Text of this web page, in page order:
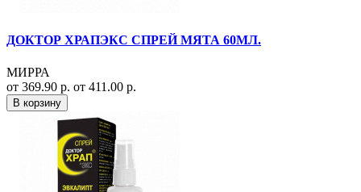
ДОКТОР ХРАПЭКС СПРЕЙ МЯТА 60МЛ.
МИРРА
от 369.90 р. от 411.00 р.
В корзину